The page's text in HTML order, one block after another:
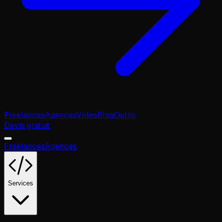
FreelancesAgencesVillesBlogOutils
Devis gratuit
FreelancesAgences
Services